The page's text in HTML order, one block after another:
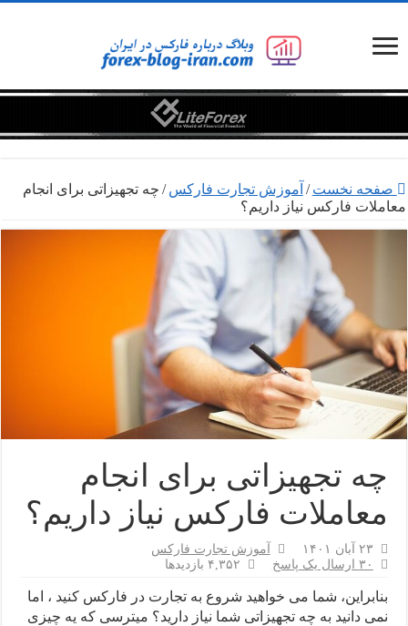
صفحه نخست / آموزش تجارت فارکس / چه تجهیزاتی برای انجام
معاملات فارکس نیاز داریم؟
چه تجهیزاتی برای انجام
معاملات فارکس نیاز داریم؟
۲۳ آبان ۱۴۰۱
آموزش تجارت فارکس
۳۰ ارسال یک پاسخ
۴,۳۵۲ بازدیدها
بنابراین، شما می خواهید شروع به تجارت در فارکس کنید ، اما
نمی دانید به چه تجهیزاتی شما نیاز دارید؟ میترسی که یه چیزی